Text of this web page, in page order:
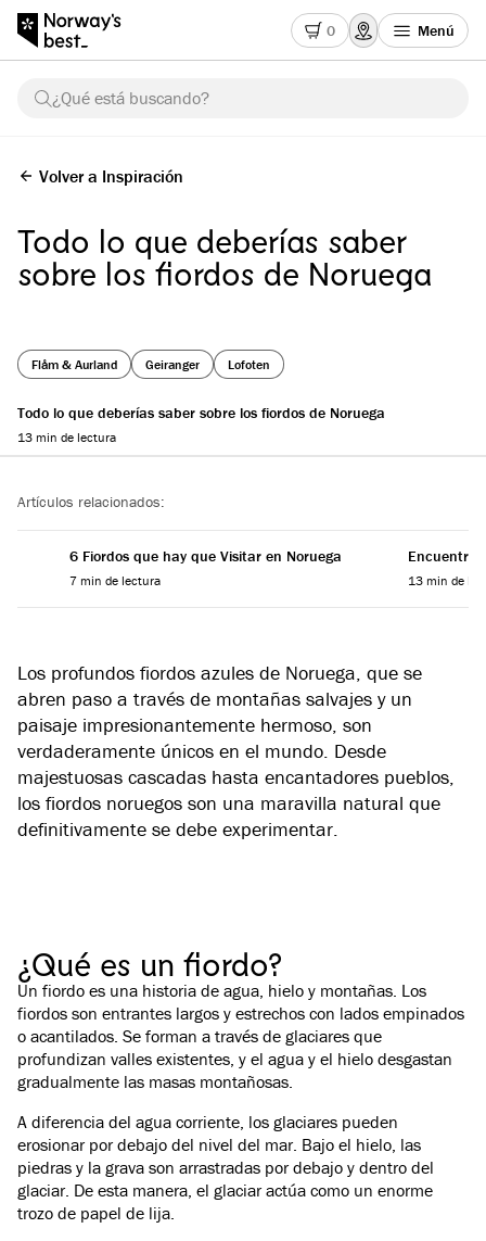
0 Menú
¿Qué está buscando?
Volver a Inspiración
Todo lo que deberías saber
sobre los fiordos de Noruega
Flåm & Aurland Geiranger Lofoten
Todo lo que deberías saber sobre los fiordos de Noruega
13 min de lectura
Artículos relacionados:
6 Fiordos que hay que Visitar en Noruega
7 min de lectura
Encuentra
13 min de
Los profundos fiordos azules de Noruega, que se
abren paso a través de montañas salvajes y un
paisaje impresionantemente hermoso, son
verdaderamente únicos en el mundo. Desde
majestuosas cascadas hasta encantadores pueblos,
los fiordos noruegos son una maravilla natural que
definitivamente se debe experimentar.
¿Qué es un fiordo?
Un fiordo es una historia de agua, hielo y montañas. Los
fiordos son entrantes largos y estrechos con lados empinados
o acantilados. Se forman a través de glaciares que
profundizan valles existentes, y el agua y el hielo desgastan
gradualmente las masas montañosas.
A diferencia del agua corriente, los glaciares pueden
erosionar por debajo del nivel del mar. Bajo el hielo, las
piedras y la grava son arrastradas por debajo y dentro del
glaciar. De esta manera, el glaciar actúa como un enorme
trozo de papel de lija.